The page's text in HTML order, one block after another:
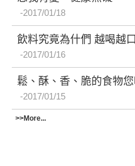
2017/01/18
飲料究竟為什們 越喝越
2017/01/16
鬆、酥、香、脆的食物
2017/01/15
>>More...